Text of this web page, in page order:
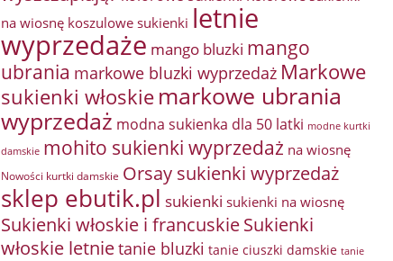
na wiosnę koszulowe sukienki letnie
wyprzedaże mango bluzki mango
ubrania markowe bluzki wyprzedaż Markowe
sukienki włoskie markowe ubrania
wyprzedaż modna sukienka dla 50 latki modne kurtki
damskie mohito sukienki wyprzedaż na wiosnę
Nowości kurtki damskie Orsay sukienki wyprzedaż
sklep ebutik.pl sukienki sukienki na wiosnę
Sukienki włoskie i francuskieSukienki
włoskie letnietanie bluzki tanie ciuszki damskie tanie